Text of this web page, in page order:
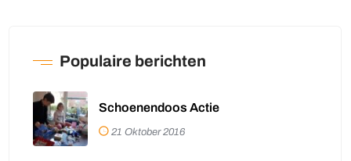
Populaire berichten
Schoenendoos Actie
21 Oktober 2016